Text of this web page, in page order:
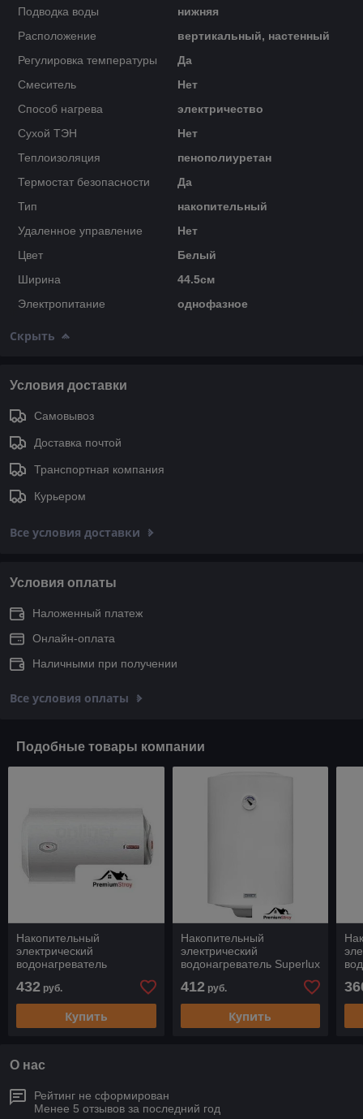
Подводка воды
нижняя
Расположение
вертикальный, настенный
Регулировка температуры
Да
Смеситель
Нет
Способ нагрева
электричество
Сухой ТЭН
Нет
Теплоизоляция
пенополиуретан
Термостат безопасности
Да
Тип
накопительный
Удаленное управление
Нет
Цвет
Белый
Ширина
44.5см
Электропитание
однофазное
Скрыть
Условия доставки
Самовывоз
Доставка почтой
Транспортная компания
Курьером
Все условия доставки
Условия оплаты
Наложенный платеж
Онлайн-оплата
Наличными при получении
Все условия оплаты
Подобные товары компании
Накопительный
электрический
водонагреватель
432 руб.
Купить
Накопительный
электрический
водонагреватель Superlux
412руб.
Купить
О нас
Рейтинг не сформирован
Менее 5 отзывов за последний год